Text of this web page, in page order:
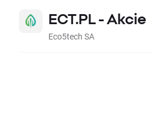
ECT.PL - Akcie
Eco5tech SA